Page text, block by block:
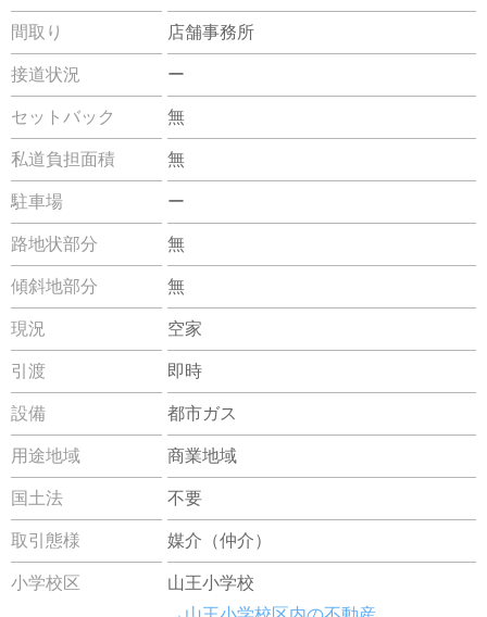
間取り 店舗事務所
接道状況 ー
セットバック 無
私道負担面積 無
駐車場 ー
路地状部分 無
傾斜地部分 無
現況 空家
引渡 即時
設備 都市ガス
用途地域 商業地域
国土法 不要
取引態様 媒介（仲介）
小学校区
山王小学校